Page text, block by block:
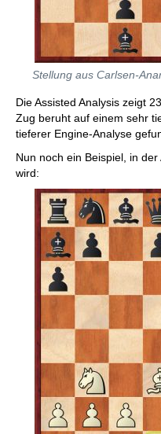
Stellung aus Carlsen-
Die Assisted Analysis zeigt
Zug beruht auf einem sehr
tieferer Engine-Analyse
Nun noch ein Beispiel, in
wird: